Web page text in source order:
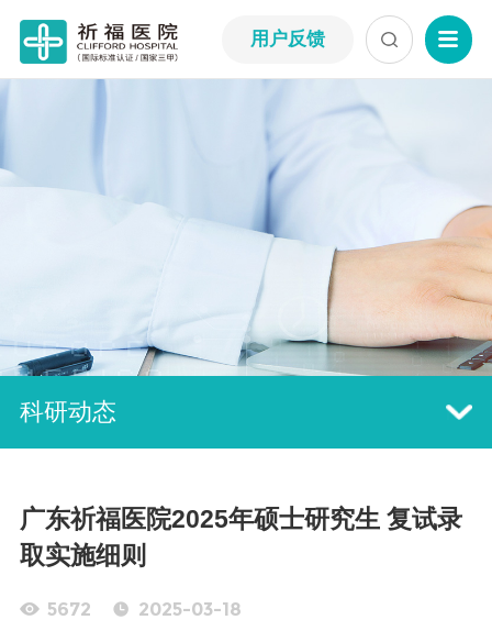
用户反馈
科研动态
广东祈福医院2025年硕士研究生 复试录
取实施细则
5672 2025-03-18